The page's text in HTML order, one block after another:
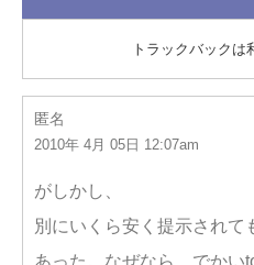
トラックバックは
匿名
2010年 4月 05日 12:07am
がしかし、
別にいくら安く提示され
あった。なぜなら、でかい